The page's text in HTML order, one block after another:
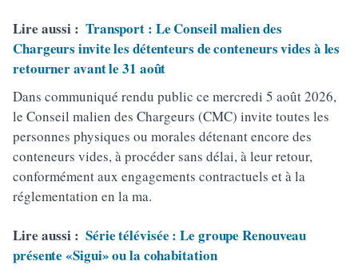
Lire aussi : Transport : Le Conseil malien des
Chargeurs invite les détenteurs de conteneurs vides à les
retourner avant le 31 août
Dans communiqué rendu public ce mercredi 5 août 2026,
le Conseil malien des Chargeurs (CMC) invite toutes les
personnes physiques ou morales détenant encore des
conteneurs vides, à procéder sans délai, à leur retour,
conformément aux engagements contractuels et à la
réglementation en la ma.
Lire aussi : Série télévisée : Le groupe Renouveau
présente «Sigui» ou la cohabitation